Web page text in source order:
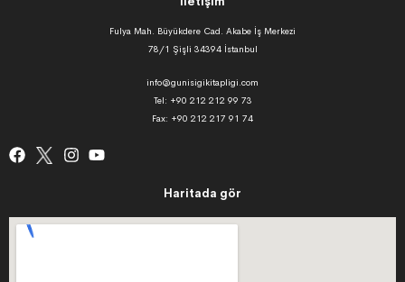
Fulya Mah. Büyükdere Cad. Akabe İş Merkezi
78/1 Şişli 34394 İstanbul
info@gunisigikitapligi.com
Tel: +90 212 212 99 73
Fax: +90 212 217 91 74
Haritada gör